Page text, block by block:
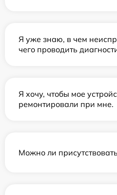
Я уже знаю, в чем
чего проводить
Я хочу, чтобы мое
ремонтировали при мне.
Можно ли